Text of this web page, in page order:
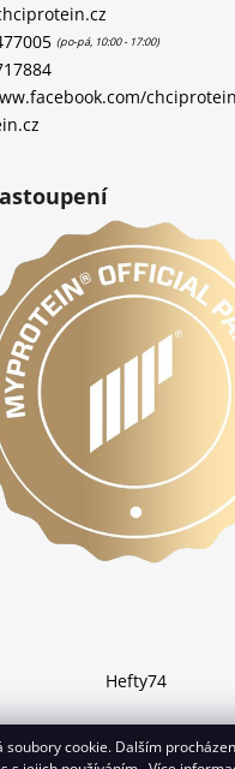
soubory cookie. Dalším
chciprotein
Hefty74